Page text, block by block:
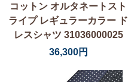
コットン オルタネートスト
ライプ レギュラーカラー ド
レスシャツ 31036000025
36,300円